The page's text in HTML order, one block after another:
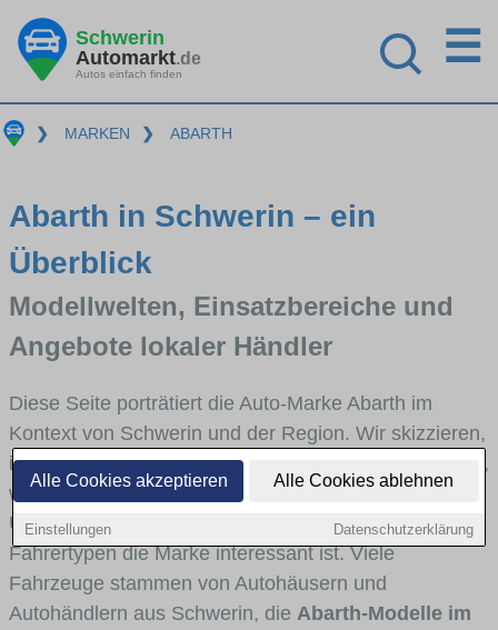
Alle Cookies akzeptieren Alle Cookies ablehnen
Einstellungen Datenschutzerklärung
Schwerin
Automarkt.de
Autos einfach finden
☰
❯ MARKEN ❯ ABARTH
Abarth in Schwerin – ein
Überblick
Modellwelten, Einsatzbereiche und
Angebote lokaler Händler
Diese Seite porträtiert die Auto-Marke Abarth im
Kontext von Schwerin und der Region. Wir skizzieren,
in welchen Fahrzeugklassen Abarth stark vertreten ist,
welche Modellreihen häufig im Stadt- und
Umlandverkehr zu sehen sind und für welche
Fahrertypen die Marke interessant ist. Viele
Fahrzeuge stammen von Autohäusern und
Autohändlern aus Schwerin, die Abarth-Modelle im